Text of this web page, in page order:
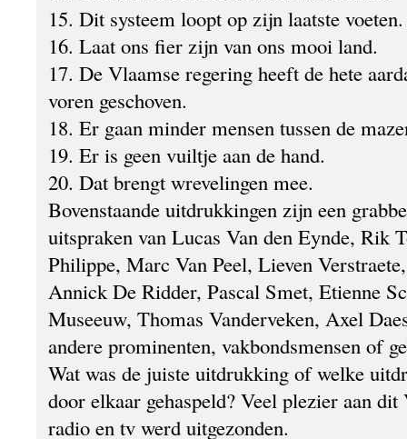
15. Dit systeem loopt op zijn laatste voeten.
16. Laat ons fier zijn van ons mooi land.
17. De Vlaamse regering heeft de hete
voren geschoven.
18. Er gaan minder mensen tussen de
19. Er is geen vuiltje aan de hand.
20. Dat brengt wrevelingen mee.
Bovenstaande uitdrukkingen zijn een
uitspraken van Lucas Van den Eynde, Rik
Philippe, Marc Van Peel, Lieven
Annick De Ridder, Pascal Smet, Etienne
Museeuw, Thomas Vanderveken, Axel
andere prominenten, vakbondsmensen of
Wat was de juiste uitdrukking of welke
door elkaar gehaspeld? Veel plezier aan
radio en tv werd uitgezonden.